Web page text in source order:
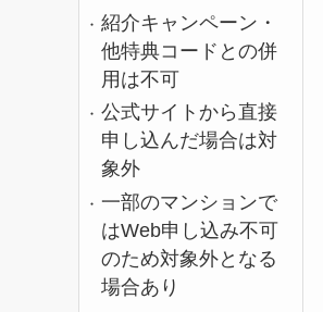
紹介キャンペーン・
他特典コードとの併
用は不可
公式サイトから直接
申し込んだ場合は対
象外
一部のマンションで
はWeb申し込み不可
のため対象外となる
場合あり